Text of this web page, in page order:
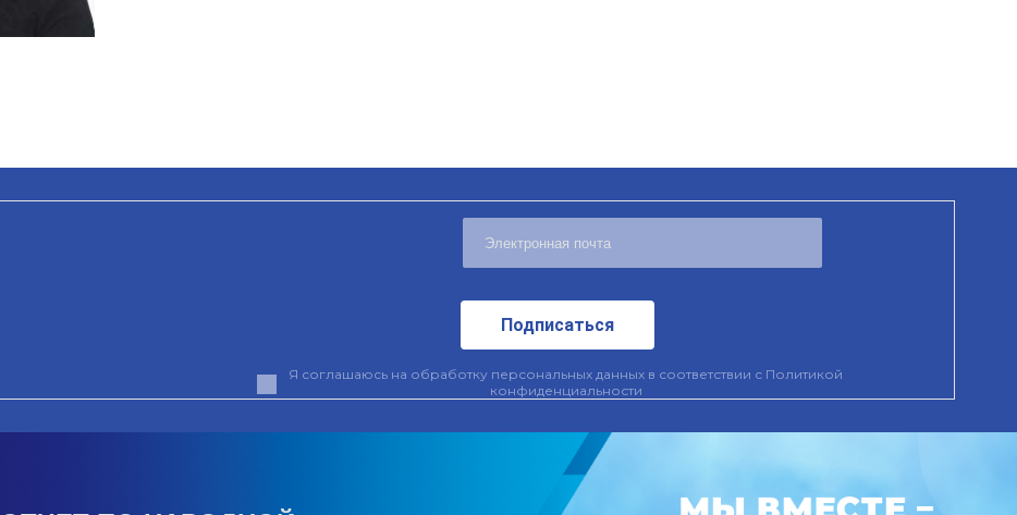
Подписаться
Я соглашаюсь на обработку персональных данных в соответствии с Политикой
конфиденциальности